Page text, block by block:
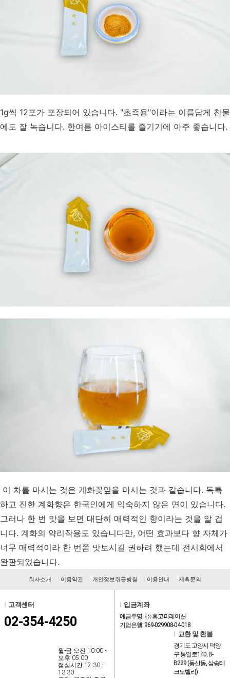
1g씩 12포가 포장되어 있습니다. "초즉용"이라는 이름답게 찬물
에도 잘 녹습니다. 한여름 아이스티를 즐기기에 아주 좋습니다.
이 차를 마시는 것은 계화꽃잎을 마시는 것과 같습니다. 독특
하고 진한 계화향은 한국인에게 익숙하지 않은 면이 있습니다.
그러나 한 번 맛을 보면 대단히 매력적인 향이라는 것을 알 겁
니다. 계화의 약리작용도 있습니다만, 어떤 효과보다 향 자체가
너무 매력적이라 한 번쯤 맛보시길 권하려 했는데 전시회에서
완판되었습니다.
회사소개 이용약관 개인정보취급방침 이용안내 제휴문의
고객센터
02-354-4250
월-금 오전 10:00 -
오후 05:00
점심시간 12:30 -
13:30
입금계좌
예금주명 : ㈜ 휴코퍼레이션
기업은행: 969-029908-04-018
교환 및 환불
경기도 고양시 덕양
구 통일로140, B-
B229 (동산동, 삼송테
크노밸리)